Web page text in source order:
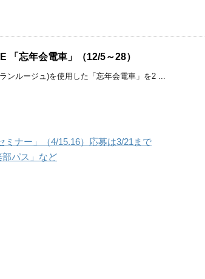
「忘年会電車」（12/5～28）
ンルージュ)を使用した「忘年会電車」を2 ...
ナー」（4/15.16）応募は3/21まで
パス」など